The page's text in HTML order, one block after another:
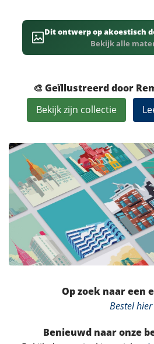
Dit ontwerp op akoestisch
Bekijk alle
🎨 Geïllustreerd door
Bekijk zijn collectie
Op zoek naar een
Bestel hier
Benieuwd naar onze